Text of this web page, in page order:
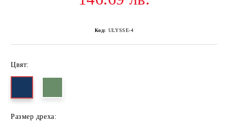
Код: ULYSSE-4
Цвят:
Размер дреха: